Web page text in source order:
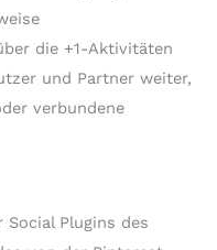
die +1-Aktivitäten
und Partner weiter,
verbundene
Plugins des